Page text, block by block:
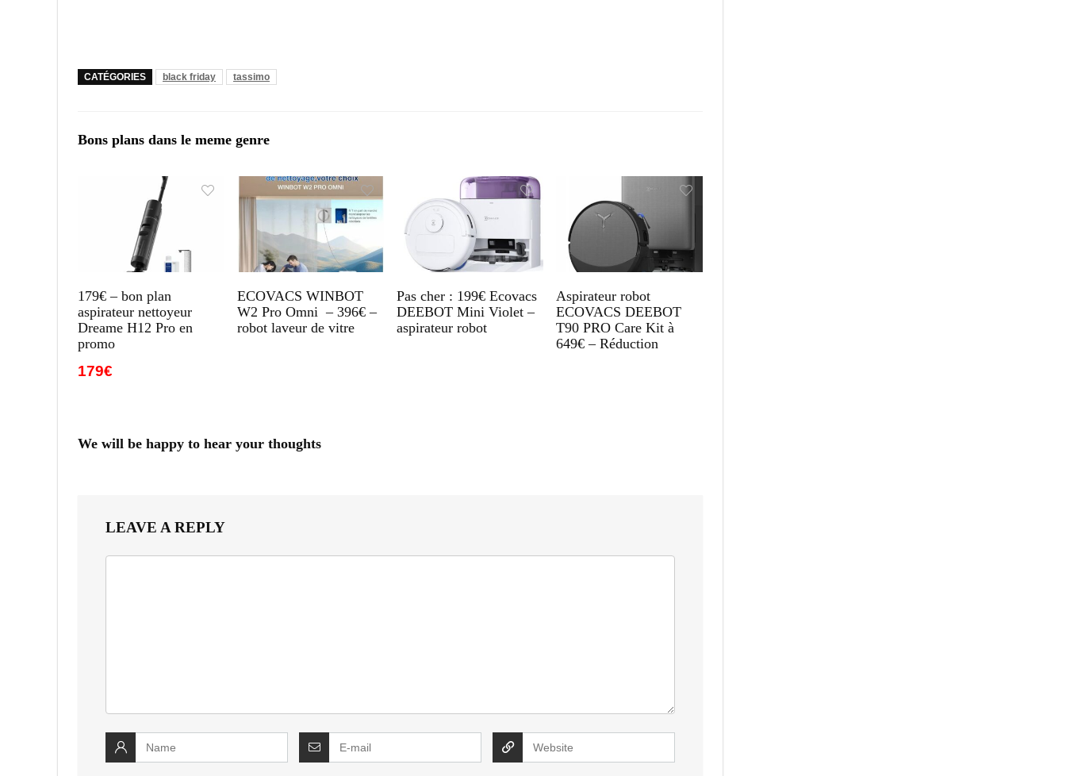
CATÉGORIES black friday tassimo
Bons plans dans le meme genre
179€ – bon plan
aspirateur nettoyeur
Dreame H12 Pro en
promo
179€
ECOVACS WINBOT
W2 Pro Omni – 396€ –
robot laveur de vitre
Pas cher : 199€ Ecovacs
DEEBOT Mini Violet –
aspirateur robot
Aspirateur robot
ECOVACS DEEBOT
T90 PRO Care Kit à
649€ – Réduction
We will be happy to hear your thoughts
LEAVE A REPLY